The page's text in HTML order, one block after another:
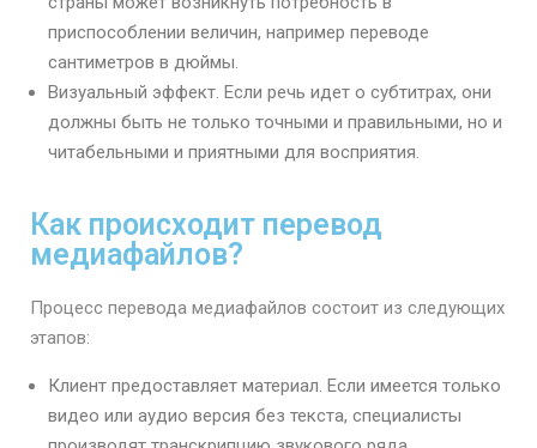
приспособлении величин, например переводе
сантиметров в дюймы.
Визуальный эффект. Если речь идет о субтитрах, они
должны быть не только точными и правильными, но и
читабельными и приятными для восприятия.
Как происходит перевод
медиафайлов?
Процесс перевода медиафайлов состоит из следующих
этапов:
Клиент предоставляет материал. Если имеется только
видео или аудио версия без текста, специалисты